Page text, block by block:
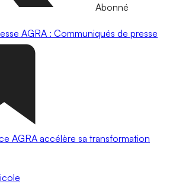
Abonné
AGRA : Communiqués de presse
AGRA accélère sa transformation